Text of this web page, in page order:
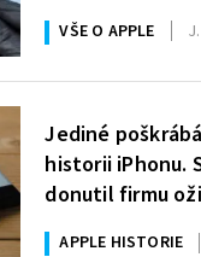
VŠE O APPLE
Jediné
historii iPhonu.
donutil firmu
starou
APPLE HISTORIE